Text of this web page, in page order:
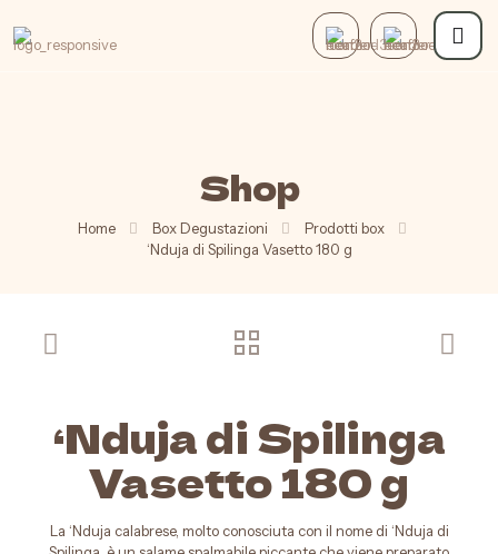
Shop
Home Box Degustazioni
Prodotti box
‘Nduja di Spilinga Vasetto 180 g
‘Nduja di Spilinga
Vasetto 180 g
La ‘Nduja calabrese, molto conosciuta con il nome di ‘Nduja di